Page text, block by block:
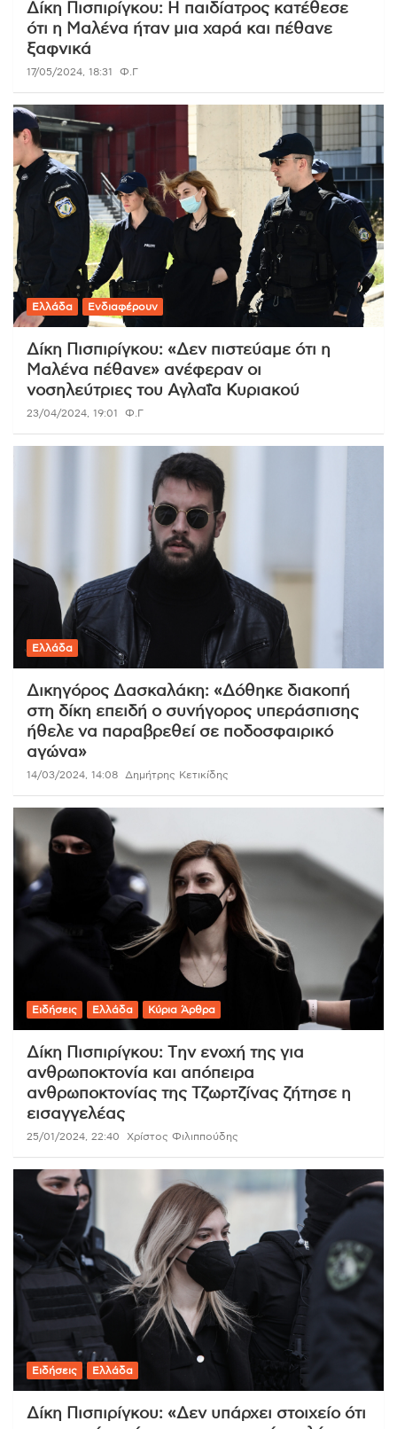
Δίκη Πισπιρίγκου: Η παιδίατρος κατέθεσε
ότι η Μαλένα ήταν μια χαρά και πέθανε
ξαφνικά
17/05/2024, 18:31 Φ.Γ
Ελλάδα Ενδιαφέρουν
Δίκη Πισπιρίγκου: «Δεν πιστεύαμε ότι η
Μαλένα πέθανε» ανέφεραν οι
νοσηλεύτριες του Αγλαΐα Κυριακού
23/04/2024, 19:01 Φ.Γ
Ελλάδα
Δικηγόρος Δασκαλάκη: «Δόθηκε διακοπή
στη δίκη επειδή ο συνήγορος υπεράσπισης
ήθελε να παραβρεθεί σε ποδοσφαιρικό
αγώνα»
14/03/2024, 14:08 Δημήτρης Κετικίδης
Ειδήσεις Ελλάδα Κύρια Άρθρα
Δίκη Πισπιρίγκου: Tην ενοχή της για
ανθρωποκτονία και απόπειρα
ανθρωποκτονίας της Τζωρτζίνας ζήτησε η
εισαγγελέας
25/01/2024, 22:40 Χρίστος Φιλιππούδης
Ειδήσεις Ελλάδα
Δίκη Πισπιρίγκου: «Δεν υπάρχει στοιχείο ότι